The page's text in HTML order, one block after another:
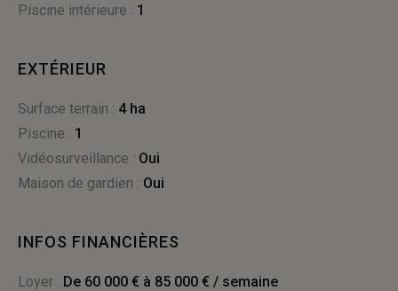
Piscine intérieure : 1
EXTÉRIEUR
Surface terrain :
4 ha
Piscine : 1
Vidéosurveillance :
oui
Maison de gardien :
oui
INFOS FINANCIÈRES
Loyer : De 60 000 € à 85 000 € / semaine